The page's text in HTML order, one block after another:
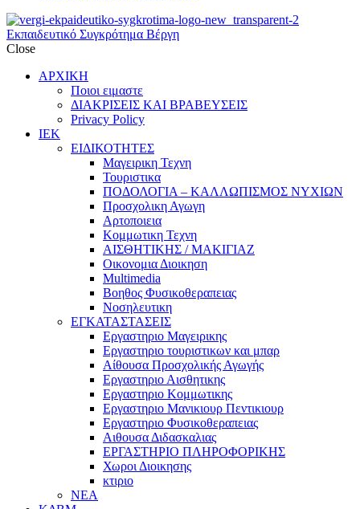
Εκπαιδευτικό Συγκρότημα Βέργη
Close
ΑΡΧΙΚΗ
Ποιοι ειμαστε
ΔΙΑΚΡΙΣΕΙΣ ΚΑΙ ΒΡΑΒΕΥΣΕΙΣ
Privacy Policy
ΙΕΚ
ΕΙΔΙΚΟΤΗΤΕΣ
Μαγειρικη Τεχνη
Τουριστικα
ΠΟΔΟΛΟΓΙΑ – ΚΑΛΛΩΠΙΣΜΟΣ ΝΥΧΙΩΝ
Προσχολικη Αγωγη
Αρτοποιεια
Κομμωτικη Τεχνη
ΑΙΣΘΗΤΙΚΗΣ / ΜΑΚΙΓΙΑΖ
Οικονομια Διοικηση
Multimedia
Βοηθος Φυσικοθεραπειας
Νοσηλευτικη
ΕΓΚΑΤΑΣΤΑΣΕΙΣ
Εργαστηριο Μαγειρικης
Εργαστηριο τουριστικων και μπαρ
Αίθουσα Προσχολικής Αγωγής
Εργαστηριο Αισθητικης
Εργαστηριο Κομμωτικης
Εργαστηριο Μανικιουρ Πεντικιουρ
Εργαστηριο Φυσικοθεραπειας
Αιθουσα Διδασκαλιας
ΕΡΓΑΣΤΗΡΙΟ ΠΛΗΡΟΦΟΡΙΚΗΣ
Χωροι Διοικησης
κτιριο
ΝΕΑ